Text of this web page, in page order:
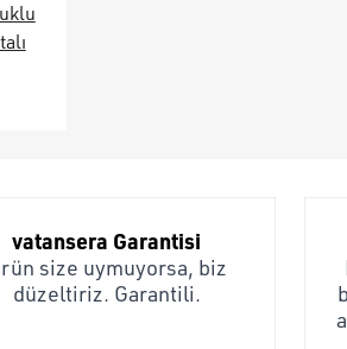
vatansera Garantisi
size uymuyorsa, biz
düzeltiriz. Garantili.